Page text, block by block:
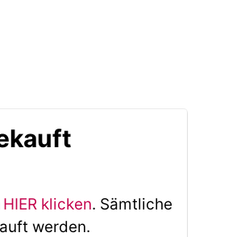
HIER klicken. Sämtliche
werden.